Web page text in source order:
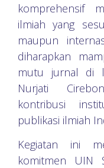
komprehensif
ilmiah yang
maupun
diharapkan
mutu jurnal di
Nurjati
kontribusi
publikasi ilmiah
Kegiatan ini
komitmen UIN